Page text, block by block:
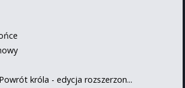
króla - edycja rozszerzon...